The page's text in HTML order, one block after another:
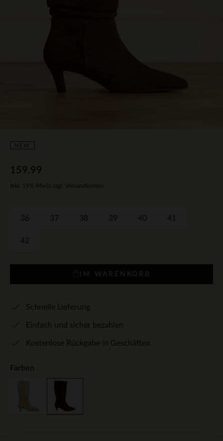
NEW
159.99
Inkl. 19% MwSt zzgl. Versandkosten
36 37 38 39 40 41
42
IM WARENKORB
Schnelle Lieferung
Einfach und sicher bezahlen
Kostenlose Rückgabe in Geschäften
Farben